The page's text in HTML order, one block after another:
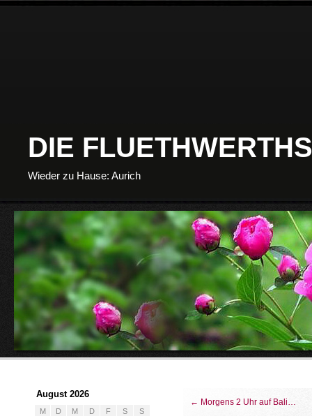
DIE
Wieder zu Hause: Aurich
← Morgens 2 Uhr auf Bali…
August 2026
M D M D F S S